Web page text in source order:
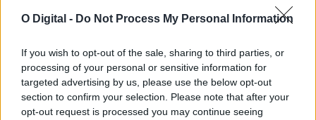
O Digital - Do Not Process My Personal Information
If you wish to opt-out of the sale, sharing to third parties, or
processing of your personal or sensitive information for
targeted advertising by us, please use the below opt-out
section to confirm your selection. Please note that after your
opt-out request is processed you may continue seeing
Noites do Jardim 2026 levam espetáculos a Mourão, Luz e
Granja
As Noites do Jardim regressam em agosto ao concelho de
Mourão, com quatro espetáculos...
6 Agosto, 2026 - 14:24